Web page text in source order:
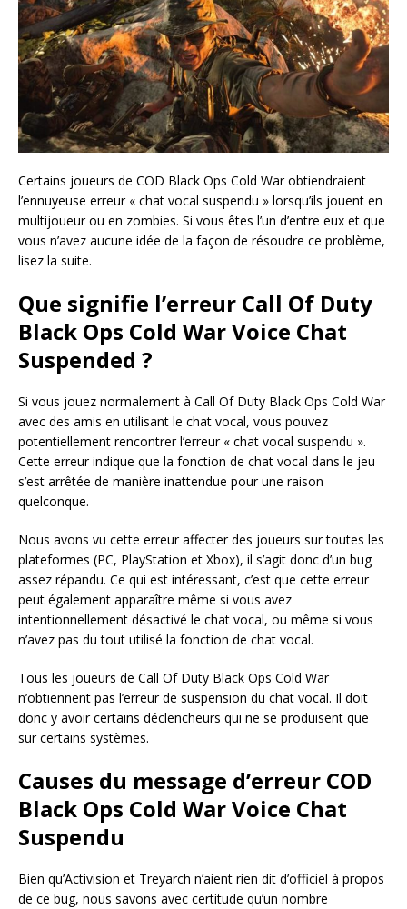
Certains joueurs de COD Black Ops Cold War obtiendraient
l’ennuyeuse erreur « chat vocal suspendu » lorsqu’ils jouent en
multijoueur ou en zombies. Si vous êtes l’un d’entre eux et que
vous n’avez aucune idée de la façon de résoudre ce problème,
lisez la suite.
Que signifie l’erreur Call Of Duty
Black Ops Cold War Voice Chat
Suspended ?
Si vous jouez normalement à Call Of Duty Black Ops Cold War
avec des amis en utilisant le chat vocal, vous pouvez
potentiellement rencontrer l’erreur « chat vocal suspendu ».
Cette erreur indique que la fonction de chat vocal dans le jeu
s’est arrêtée de manière inattendue pour une raison
quelconque.
Nous avons vu cette erreur affecter des joueurs sur toutes les
plateformes (PC, PlayStation et Xbox), il s’agit donc d’un bug
assez répandu. Ce qui est intéressant, c’est que cette erreur
peut également apparaître même si vous avez
intentionnellement désactivé le chat vocal, ou même si vous
n’avez pas du tout utilisé la fonction de chat vocal.
Tous les joueurs de Call Of Duty Black Ops Cold War
n’obtiennent pas l’erreur de suspension du chat vocal. Il doit
donc y avoir certains déclencheurs qui ne se produisent que
sur certains systèmes.
Causes du message d’erreur COD
Black Ops Cold War Voice Chat
Suspendu
Bien qu’Activision et Treyarch n’aient rien dit d’officiel à propos
de ce bug, nous savons avec certitude qu’un nombre